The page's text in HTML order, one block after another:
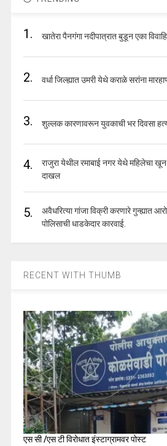
1. खातेरा पैनगंगा नदीपात्रात बुडून एका
2. वर्धा जिल्ह्यात उमरी येथे कराळे सरांना
3. शुल्लक कारणावरून युवकाची भर दिवसा
4.
राजुरा येथील रमाबाई नगर येथे महिलेचा खून
दाखल
5.
अवैधरित्या गांजा विक्री करणारे गुन्ह्यात
पोलिसाची धाडकेदार कारवाई.
RECENT WITH THUMB
एस सी /एस टी विरोधात इंस्टाग्रामवर पोस्ट